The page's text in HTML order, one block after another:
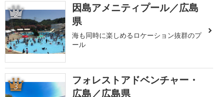
2
因島アメニティプール／広島
県
海も同時に楽しめるロケーション抜群のプ
ール
3
フォレストアドベンチャー・
広島／広島県